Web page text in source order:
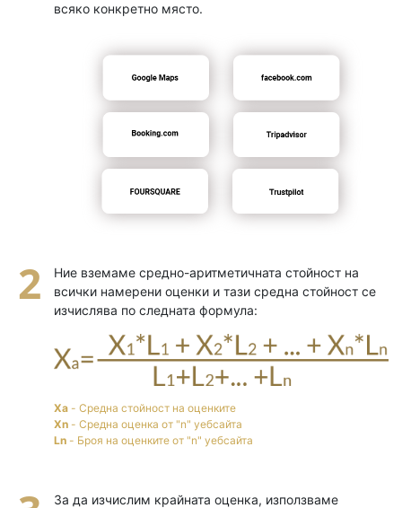
всяко конкретно място.
Ние вземаме средно-аритметичната стойност на
всички намерени оценки и тази средна стойност се
изчислява по следната формула:
Xa - Средна стойност на оценките
Xn - Средна оценка от "n" уебсайта
Ln - Броя на оценките от "n" уебсайта
За да изчислим крайната оценка, използваме